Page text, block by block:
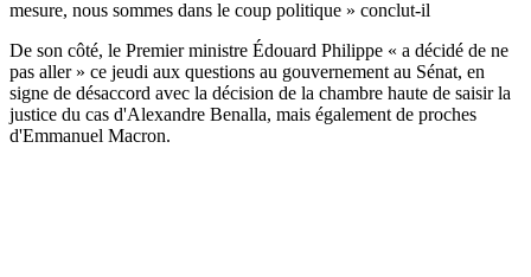
mesure, nous sommes dans le coup politique » conclut-il
De son côté, le Premier ministre Édouard Philippe « a décidé de ne
pas aller » ce jeudi aux questions au gouvernement au Sénat, en
signe de désaccord avec la décision de la chambre haute de saisir la
justice du cas d'Alexandre Benalla, mais également de proches
d'Emmanuel Macron.